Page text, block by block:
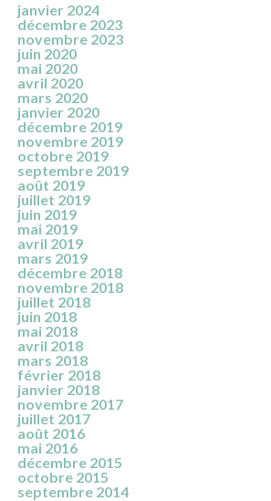
janvier 2024
décembre 2023
novembre 2023
juin 2020
mai 2020
avril 2020
mars 2020
janvier 2020
décembre 2019
novembre 2019
octobre 2019
septembre 2019
août 2019
juillet 2019
juin 2019
mai 2019
avril 2019
mars 2019
décembre 2018
novembre 2018
juillet 2018
juin 2018
mai 2018
avril 2018
mars 2018
février 2018
janvier 2018
novembre 2017
juillet 2017
août 2016
mai 2016
décembre 2015
octobre 2015
septembre 2014